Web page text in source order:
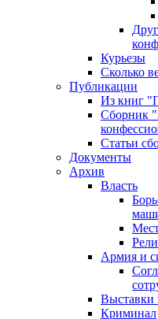
Курьезы
Сколько
Публикации
Из книг
Сборник
Статьи
Документы
Архив
Власть
Армия и
Выставки
Криминал